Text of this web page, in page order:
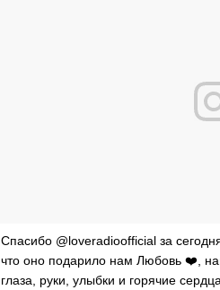
Спасибо @loveradioofficial за
что оно подарило нам Любовь ❤️,
глаза, руки, улыбки и горячие